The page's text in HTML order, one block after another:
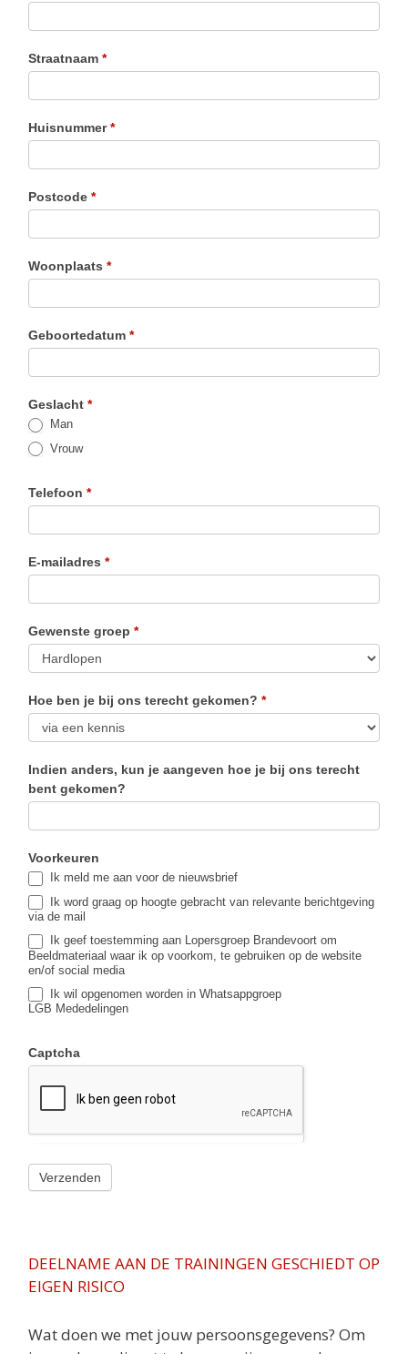
Straatnaam *
Huisnummer*
Postcode *
Woonplaats *
Geboortedatum *
Geslacht *
Man
Vrouw
Telefoon *
E-mailadres *
Gewenste groep *
Hoe ben je bij ons terecht gekomen? *
Indien anders, kun je aangeven hoe je bij ons terecht
bent gekomen?
Voorkeuren
Ik meld me aan voor de nieuwsbrief
Ik word graag op hoogte gebracht van relevante berichtgeving
via de mail
Ik geef toestemming aan Lopersgroep Brandevoort om
Beeldmateriaal waar ik op voorkom, te gebruiken op de website
en/of social media
Ik wil opgenomen worden in Whatsappgroep
LGB Mededelingen
Captcha
DEELNAME AAN DE TRAININGEN GESCHIEDT OP
EIGEN RISICO
Wat doen we met jouw persoonsgegevens? Om